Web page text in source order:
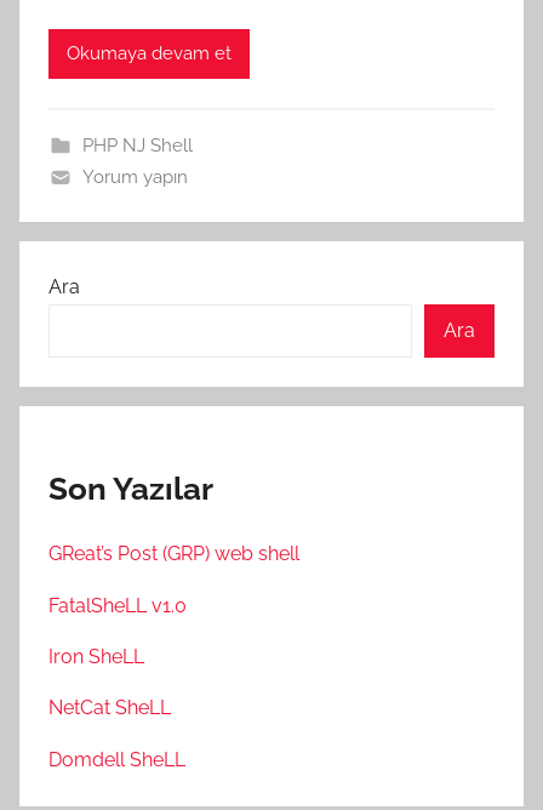
Okumaya devam et
PHP NJ Shell
Yorum yapın
Ara
Ara
Son Yazılar
GReat’s Post (GRP) web shell
FatalSheLL v1.0
Iron SheLL
NetCat SheLL
Domdell SheLL